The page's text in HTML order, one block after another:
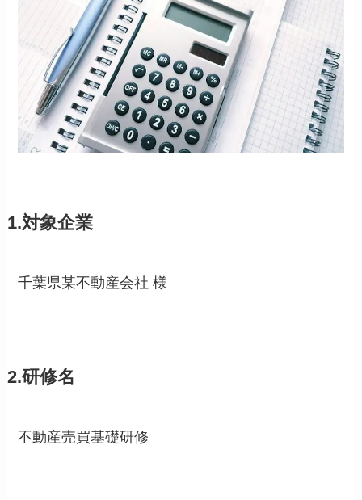
1.対象企業
千葉県某不動産会社 様
2.研修名
不動産売買基礎研修